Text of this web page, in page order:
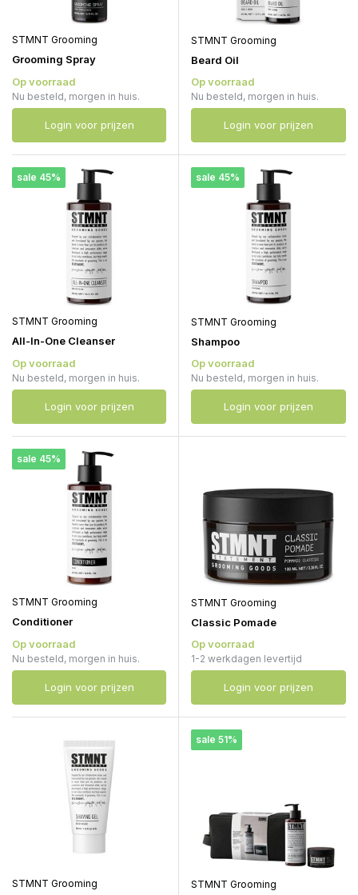
STMNT Grooming
Grooming Spray
Op voorraad
Nu besteld, morgen in huis.
Login voor prijzen
STMNT Grooming
Beard Oil
Op voorraad
Nu besteld, morgen in huis.
Login voor prijzen
sale 45%
STMNT Grooming
All-In-One Cleanser
Op voorraad
Nu besteld, morgen in huis.
Login voor prijzen
sale 45%
STMNT Grooming
Shampoo
Op voorraad
Nu besteld, morgen in huis.
Login voor prijzen
sale 45%
STMNT Grooming
Conditioner
Op voorraad
Nu besteld, morgen in huis.
Login voor prijzen
STMNT Grooming
Classic Pomade
Op voorraad
1-2 werkdagen levertijd
Login voor prijzen
STMNT Grooming
sale 51%
STMNT Grooming